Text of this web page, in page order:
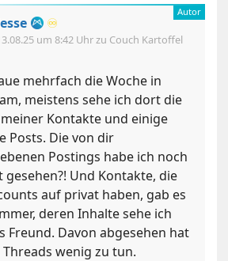
♾️
um 8:42 Uhrzu Couch Kartoffel
mehrfach die Woche in
meistens sehe ich dort die
Kontakte und einige
Posts. Die von dir
Postings habe ich noch
gesehen?! Und Kontakte, die
auf privat haben, gab es
deren Inhalte sehe ich
Freund. Davon abgesehen hat
wenig zu tun.